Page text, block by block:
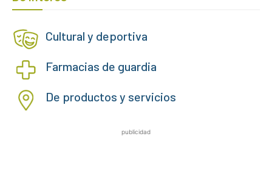
Cultural y deportiva
Farmacias de guardia
De productos y servicios
publicidad